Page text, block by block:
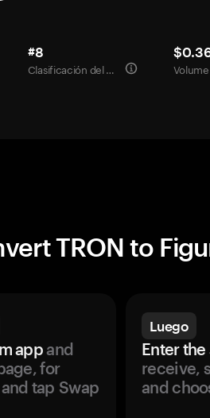
#8
Clasificación del mercado
TRON to
appand
for
tap Swap
Luego
Enter the
receive,
and